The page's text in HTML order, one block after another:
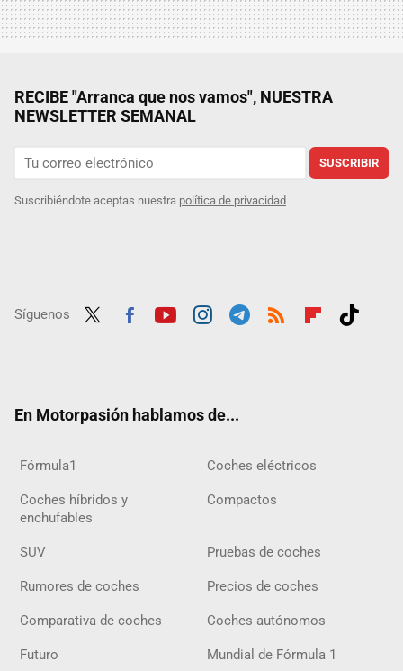
RECIBE "Arranca que nos vamos", NUESTRA
NEWSLETTER SEMANAL
SUSCRIBIR
Suscribiéndote aceptas nuestra política de privacidad
Síguenos
En Motorpasión hablamos de...
Fórmula1 Coches eléctricos
Coches híbridos y
enchufables
Compactos
SUV Pruebas de coches
Rumores de coches Precios de coches
Comparativa de coches Coches autónomos
Futuro Mundial de Fórmula 1